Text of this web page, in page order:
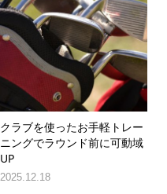
クラブを使ったお手軽トレー
ニングでラウンド前に可動域
UP
2025.12.18